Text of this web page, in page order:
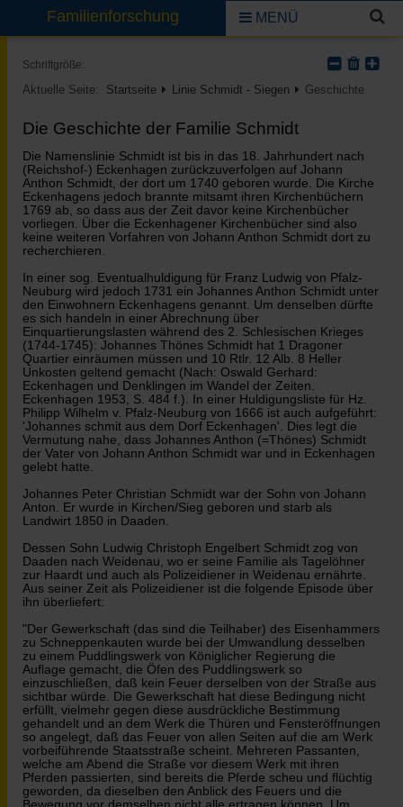
Familienforschung MENÜ
Schriftgröße:
Aktuelle Seite: Startseite Linie Schmidt - Siegen Geschichte
Die Geschichte der Familie Schmidt
Die Namenslinie Schmidt ist bis in das 18. Jahrhundert nach
(Reichshof-) Eckenhagen zurückzuverfolgen auf Johann
Anthon Schmidt, der dort um 1740 geboren wurde. Die Kirche
Eckenhagens jedoch brannte mitsamt ihren Kirchenbüchern
1769 ab, so dass aus der Zeit davor keine Kirchenbücher
vorliegen. Über die Eckenhagener Kirchenbücher sind also
keine weiteren Vorfahren von Johann Anthon Schmidt dort zu
recherchieren.
In einer sog. Eventualhuldigung für Franz Ludwig von Pfalz-
Neuburg wird jedoch 1731 ein Johannes Anthon Schmidt unter
den Einwohnern Eckenhagens genannt. Um denselben dürfte
es sich handeln in einer Abrechnung über
Einquartierungslasten während des 2. Schlesischen Krieges
(1744-1745): Johannes Thönes Schmidt hat 1 Dragoner
Quartier einräumen müssen und 10 Rtlr. 12 Alb. 8 Heller
Unkosten geltend gemacht (Nach: Oswald Gerhard:
Eckenhagen und Denklingen im Wandel der Zeiten.
Eckenhagen 1953, S. 484 f.). In einer Huldigungsliste für Hz.
Philipp Wilhelm v. Pfalz-Neuburg von 1666 ist auch aufgeführt:
'Johannes schmit aus dem Dorf Eckenhagen'. Dies legt die
Vermutung nahe, dass Johannes Anthon (=Thönes) Schmidt
der Vater von Johann Anthon Schmidt war und in Eckenhagen
gelebt hatte.
Johannes Peter Christian Schmidt war der Sohn von Johann
Anton. Er wurde in Kirchen/Sieg geboren und starb als
Landwirt 1850 in Daaden.
Dessen Sohn Ludwig Christoph Engelbert Schmidt zog von
Daaden nach Weidenau, wo er seine Familie als Tagelöhner
zur Haardt und auch als Polizeidiener in Weidenau ernährte.
Aus seiner Zeit als Polizeidiener ist die folgende Episode über
ihn überliefert:
"Der Gewerkschaft (das sind die Teilhaber) des Eisenhammers
zu Schneppenkauten wurde bei der Umwandlung desselben
zu einem Puddlingswerk von Königlicher Regierung die
Auflage gemacht, die Öfen des Puddlingswerk so
einzuschließen, daß kein Feuer derselben von der Straße aus
sichtbar würde. Die Gewerkschaft hat diese Bedingung nicht
erfüllt, vielmehr gegen diese ausdrückliche Bestimmung
gehandelt und an dem Werk die Thüren und Fensteröffnungen
so angelegt, daß das Feuer von allen Seiten auf die am Werk
vorbeiführende Staatsstraße scheint. Mehreren Passanten,
welche am Abend die Straße vor diesem Werk mit ihren
Pferden passierten, sind bereits die Pferde scheu und flüchtig
geworden, da dieselben den Anblick des Feuers und die